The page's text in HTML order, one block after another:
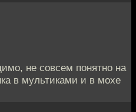
не совсем понятно на
в мультиками и в мохе